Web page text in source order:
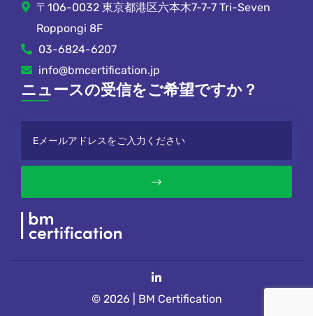
〒106-0032 東京都港区六本木7-7-7 Tri-Seven
Roppongi 8F
03-6824-6207
info@bmcertification.jp
ニュースの受信をご希望ですか？
© 2026 | BM Certification